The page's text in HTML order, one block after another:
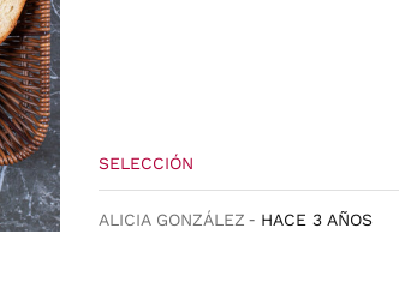
SELECCIÓN
ALICIA GONZÁLEZ HACE 3 AÑOS